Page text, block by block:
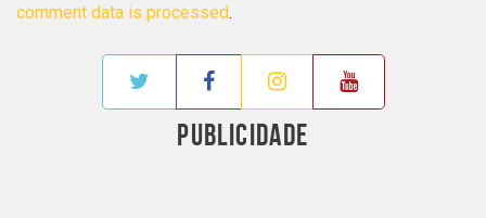
comment data is processed.
PUBLICIDADE